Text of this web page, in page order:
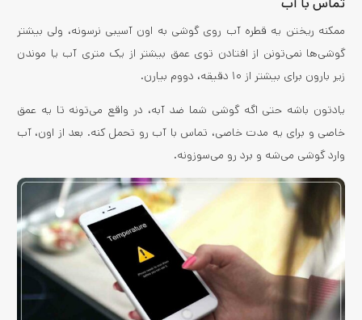
تماس با آب
ممکنه ریختن یه قطره آب روی گوشی به اون آسیبی نرسونه، ولی بیشتر
گوشی‌ها نمی‌تونن از افتادن توی عمق بیشتر از یک متری آب یا موندن
زیر بارون برای بیشتر از ۱۰ دقیقه، دووم بیارن.
یادتون باشه حتی اگه گوشی شما ضد آبه، در واقع می‌تونه تا یه عمق
خاصی و برای یه مدت خاصی، تماس با آب رو تحمل کنه. بعد از اون، آب
وارد گوشی می‌شه و برد رو می‌سوزونه.